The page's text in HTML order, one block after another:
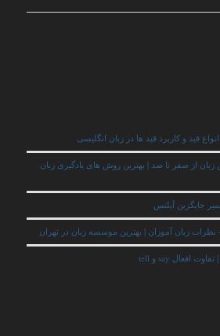
قید و کاربرد قید ها در زبان انگلیسی
از صفر تا صد | بهترین روش های یادگیری زبان